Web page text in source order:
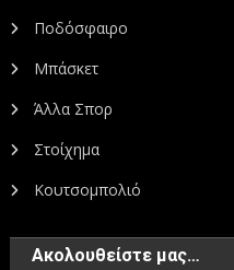
Ποδόσφαιρο
Μπάσκετ
Άλλα Σπορ
Στοίχημα
Κουτσομπολιό
Ακολουθείστε μας…